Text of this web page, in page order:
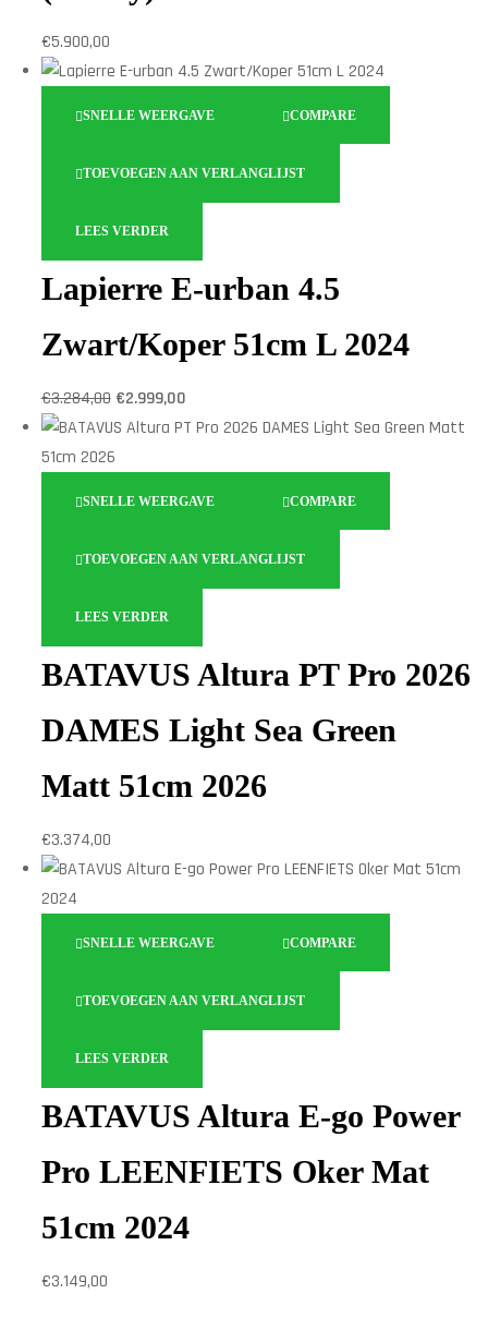
€5.900,00
SNELLE WEERGAVE COMPARE
TOEVOEGEN AAN VERLANGLIJST
LEES VERDER
Lapierre E-urban 4.5
Zwart/Koper 51cm L 2024
€3.284,00 €2.999,00
SNELLE WEERGAVE COMPARE
TOEVOEGEN AAN VERLANGLIJST
LEES VERDER
BATAVUS Altura PT Pro 2026
DAMES Light Sea Green
Matt 51cm 2026
€3.374,00
SNELLE WEERGAVE COMPARE
TOEVOEGEN AAN VERLANGLIJST
LEES VERDER
BATAVUS Altura E-go Power
Pro LEENFIETS Oker Mat
51cm 2024
€3.149,00